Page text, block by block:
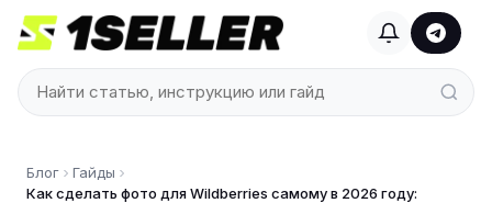
Блог
Гайды
Как сделать фото для Wildberries самому в 2026 году: